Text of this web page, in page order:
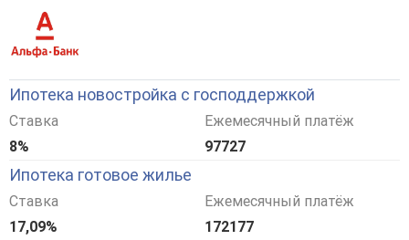
Ипотека новостройка с господдержкой
Ставка
8%
Ежемесячный платёж
97727
Ипотека готовое жилье
Ставка
17,09%
Ежемесячный платёж
172177